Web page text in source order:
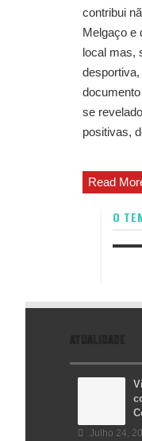
contribui
Melgaço e
local mas,
se
positivas,
Read
O
ATUALIDADE
Julho 24,